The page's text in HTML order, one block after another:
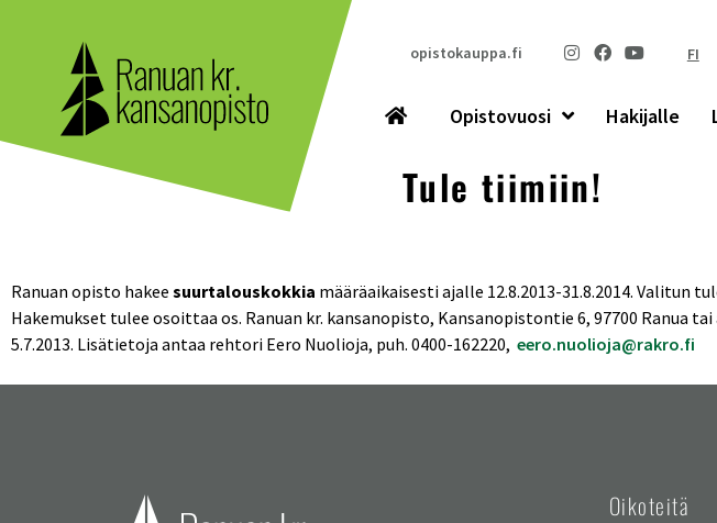
opistokauppa.fi FI
Opistovuosi Hakijalle
Tule tiimiin!
Ranuan opisto hakee suurtalouskokkia määräaikaisesti ajalle 12.8.2013-31.8.2014. Valitun
Hakemukset tulee osoittaa os. Ranuan kr. kansanopisto, Kansanopistontie 6, 97700 Ranua
5.7.2013. Lisätietoja antaa rehtori Eero Nuolioja, puh. 0400-162220, eero.nuolioja@rakro.fi
Oikoteitä